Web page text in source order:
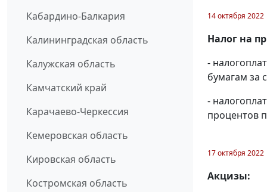
Кабардино-Балкария
Калининградская область
Калужская область
Камчатский край
Карачаево-Черкессия
Кемеровская область
Кировская область
Костромская область
14 октября 2022
Налог на
-
бумагам за
-
процентов
17 октября 2022
Акцизы: